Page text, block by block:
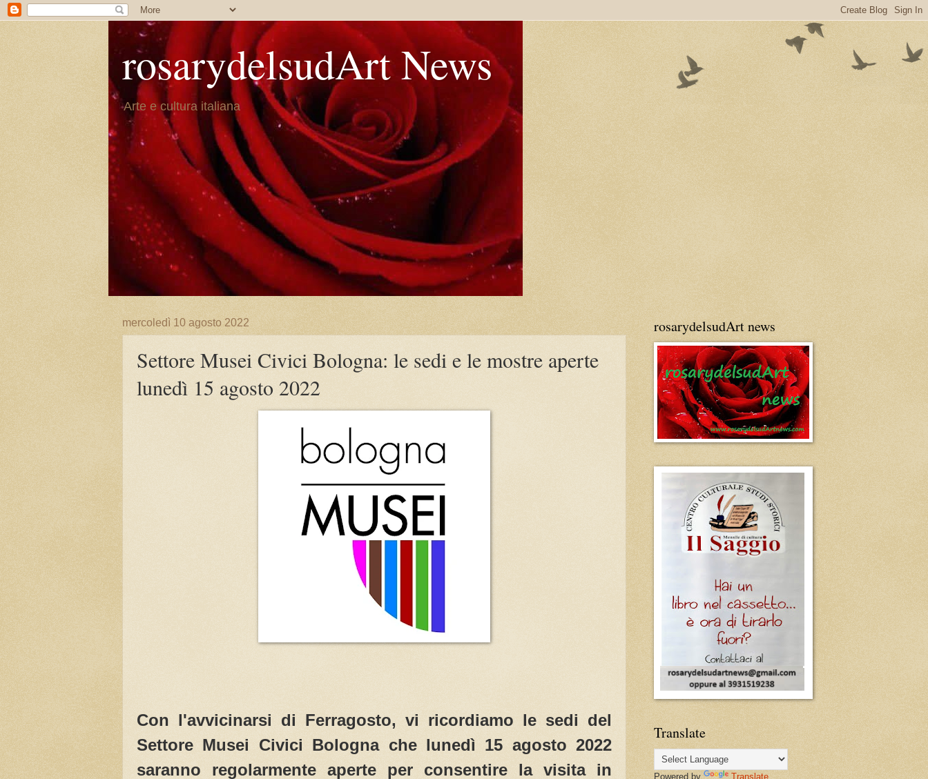
rosarydelsudArt News
Arte e cultura italiana
mercoledì 10 agosto 2022
Settore Musei Civici Bologna: le sedi e le mostre aperte
lunedì 15 agosto 2022
Con l'avvicinarsi di Ferragosto, vi ricordiamo le sedi del
Settore Musei Civici Bologna che lunedì 15 agosto 2022
saranno regolarmente aperte per consentire la visita in
rosarydelsudArt news
Translate
Powered by Translate